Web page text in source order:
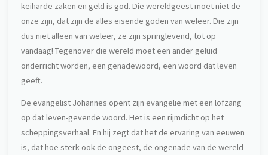
keiharde zaken en geld is god. Die wereldgeest moet niet de
onze zijn, dat zijn de alles eisende goden van weleer. Die zijn
dus niet alleen van weleer, ze zijn springlevend, tot op
vandaag! Tegenover die wereld moet een ander geluid
onderricht worden, een genadewoord, een woord dat leven
geeft.
De evangelist Johannes opent zijn evangelie met een lofzang
op dat leven-gevende woord. Het is een rijmdicht op het
scheppingsverhaal. En hij zegt dat het de ervaring van eeuwen
is, dat hoe sterk ook de ongeest, de ongenade van de wereld